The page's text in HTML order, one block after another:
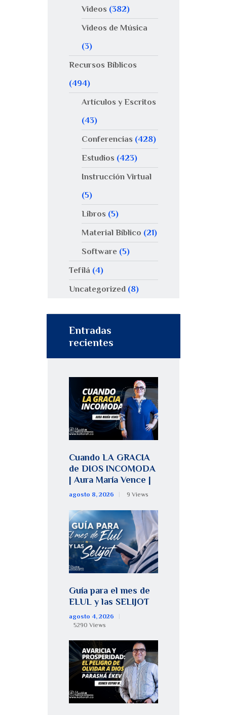
Videos (382)
Videos de Música
(3)
Recursos Bíblicos
(494)
Artículos y Escritos
(43)
Conferencias (428)
Estudios (423)
Instrucción Virtual
(5)
Libros (5)
Material Bíblico (21)
Software(5)
Tefilá (4)
Uncategorized (8)
Entradas
recientes
Cuando LA GRACIA
de DIOS INCOMODA
| Aura María Vence |
agosto 8, 2026 9 Views
Guía para el mes de
ELUL y las SELIJOT
agosto 4, 2026
5290 Views